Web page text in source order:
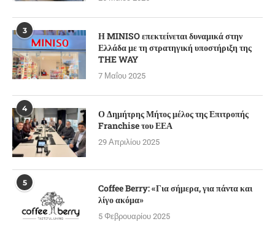
3
Η MINISO επεκτείνεται δυναμικά στην
Ελλάδα με τη στρατηγική υποστήριξη της
THE WAY
7 Μαΐου 2025
4
Ο Δημήτρης Μήτος μέλος της Επιτροπής
Franchise του ΕΕΑ
29 Απριλίου 2025
5
Coffee Berry: «Για σήμερα, για πάντα και
λίγο ακόμα»
5 Φεβρουαρίου 2025